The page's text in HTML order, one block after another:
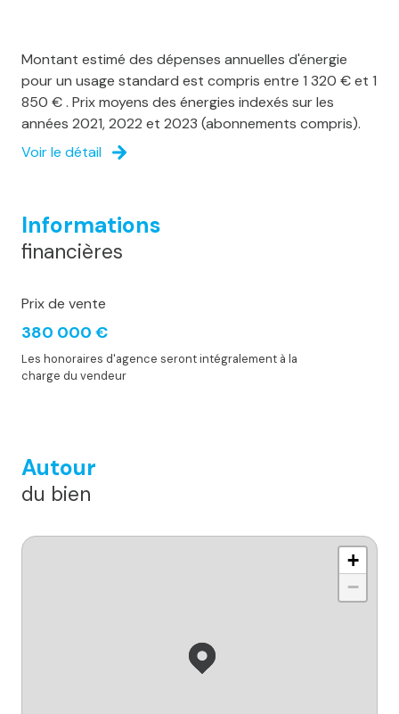
Montant estimé des dépenses annuelles d'énergie
pour un usage standard est compris entre 1 320 € et 1
850 € . Prix moyens des énergies indexés sur les
années 2021, 2022 et 2023 (abonnements compris).
Voir le détail
Informations
financières
Prix de vente
380 000 €
Les honoraires d'agence seront intégralement à la
charge du vendeur
Autour
du bien
+
−